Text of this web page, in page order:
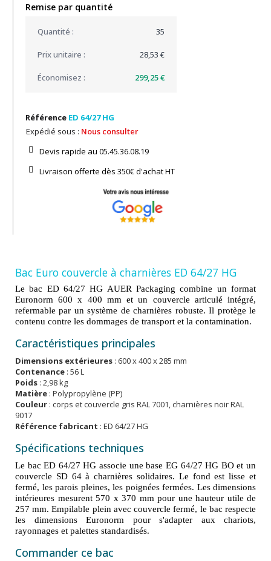
Remise par quantité
35
28,53 €
299,25 €
Référence ED 64/27 HG
Expédié sous : Nous consulter
Devis rapide au 05.45.36.08.19​
Livraison offerte dès 350€ d'achat​ HT
Bac Euro couvercle à charnières ED 64/27 HG
Le bac ED 64/27 HG AUER Packaging combine un format
Euronorm 600 x 400 mm et un couvercle articulé intégré,
refermable par un système de charnières robuste. Il protège le
contenu contre les dommages de transport et la contamination.
Caractéristiques principales
Dimensions extérieures : 600 x 400 x 285 mm
Contenance : 56 L
Poids : 2,98 kg
Matière : Polypropylène (PP)
Couleur : corps et couvercle gris RAL 7001, charnières noir RAL
9017
Référence fabricant : ED 64/27 HG
Spécifications techniques
Le bac ED 64/27 HG associe une base EG 64/27 HG BO et un
couvercle SD 64 à charnières solidaires. Le fond est lisse et
fermé, les parois pleines, les poignées fermées. Les dimensions
intérieures mesurent 570 x 370 mm pour une hauteur utile de
257 mm. Empilable plein avec couvercle fermé, le bac respecte
les dimensions Euronorm pour s'adapter aux chariots,
rayonnages et palettes standardisés.
Commander ce bac